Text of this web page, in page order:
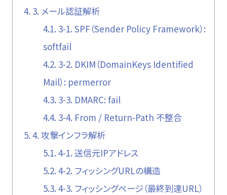
4. 3. メール認証解析
4.1. 3-1. SPF（Sender Policy Framework）:
softfail
4.2. 3-2. DKIM（DomainKeys Identified
Mail）: permerror
4.3. 3-3. DMARC: fail
4.4. 3-4. From / Return-Path 不整合
5. 4. 攻撃インフラ解析
5.1. 4-1. 送信元IPアドレス
5.2. 4-2. フィッシングURLの構造
5.3. 4-3. フィッシングページ（最終到達URL）